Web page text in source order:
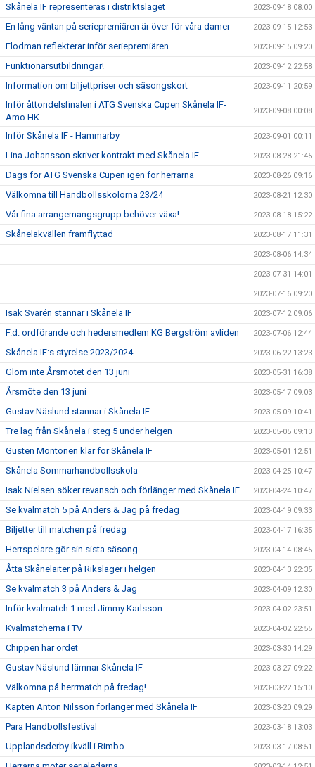
Skånela IF representeras i distriktslaget 2023-09-18 08:00
En lång väntan på seriepremiären är över för våra damer 2023-09-15 12:53
Flodman reflekterar inför seriepremiären 2023-09-15 09:20
Funktionärsutbildningar! 2023-09-12 22:58
Information om biljettpriser och säsongskort 2023-09-11 20:59
Inför åttondelsfinalen i ATG Svenska Cupen Skånela IF-
Amo HK
2023-09-08 00:08
Inför Skånela IF - Hammarby 2023-09-01 00:11
Lina Johansson skriver kontrakt med Skånela IF 2023-08-28 21:45
Dags för ATG Svenska Cupen igen för herrarna 2023-08-26 09:16
Välkomna till Handbollsskolorna 23/24 2023-08-21 12:30
Vår fina arrangemangsgrupp behöver växa! 2023-08-18 15:22
Skånelakvällen framflyttad 2023-08-17 11:31
2023-08-06 14:34
2023-07-31 14:01
2023-07-16 09:20
Isak Svarén stannar i Skånela IF 2023-07-12 09:06
F.d. ordförande och hedersmedlem KG Bergström avliden 2023-07-06 12:44
Skånela IF:s styrelse 2023/2024 2023-06-22 13:23
Glöm inte Årsmötet den 13 juni 2023-05-31 16:38
Årsmöte den 13 juni 2023-05-17 09:03
Gustav Näslund stannar i Skånela IF 2023-05-09 10:41
Tre lag från Skånela i steg 5 under helgen 2023-05-05 09:13
Gusten Montonen klar för Skånela IF 2023-05-01 12:51
Skånela Sommarhandbollsskola 2023-04-25 10:47
Isak Nielsen söker revansch och förlänger med Skånela IF 2023-04-24 10:47
Se kvalmatch 5 på Anders & Jag på fredag 2023-04-19 09:33
Biljetter till matchen på fredag 2023-04-17 16:35
Herrspelare gör sin sista säsong 2023-04-14 08:45
Åtta Skånelaiter på Riksläger i helgen 2023-04-13 22:35
Se kvalmatch 3 på Anders & Jag 2023-04-09 12:30
Inför kvalmatch 1 med Jimmy Karlsson 2023-04-02 23:51
Kvalmatcherna i TV 2023-04-02 22:55
Chippen har ordet 2023-03-30 14:29
Gustav Näslund lämnar Skånela IF 2023-03-27 09:22
Välkomna på herrmatch på fredag! 2023-03-22 15:10
Kapten Anton Nilsson förlänger med Skånela IF 2023-03-20 09:29
Para Handbollsfestival 2023-03-18 13:03
Upplandsderby ikväll i Rimbo 2023-03-17 08:51